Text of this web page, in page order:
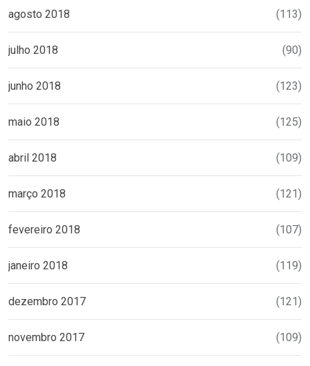
agosto 2018 (113)
julho 2018 (90)
junho 2018 (123)
maio 2018 (125)
abril 2018 (109)
março 2018 (121)
fevereiro 2018 (107)
janeiro 2018 (119)
dezembro 2017 (121)
novembro 2017 (109)